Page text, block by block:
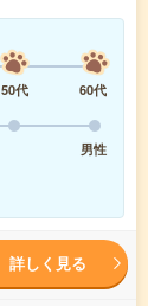
50代
60代
男性
詳しく見る